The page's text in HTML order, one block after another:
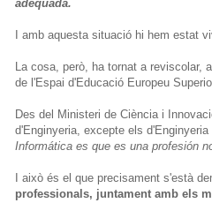
adequada.
I amb aquesta situació hi hem estat
La cosa, però, ha tornat a reviscolar,
de l'Espai d'Educació Europeu
Des del Ministeri de Ciència i
d'Enginyeria, excepte els
Informática es que es una profesión
I això és el que precisament s'està
professionals, juntament amb els